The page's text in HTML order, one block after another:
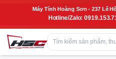
Máy Tính Hoàng Sơn - 237 Lê
Hotline/Zalo: